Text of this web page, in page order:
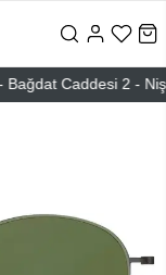
Caddesi 2 -